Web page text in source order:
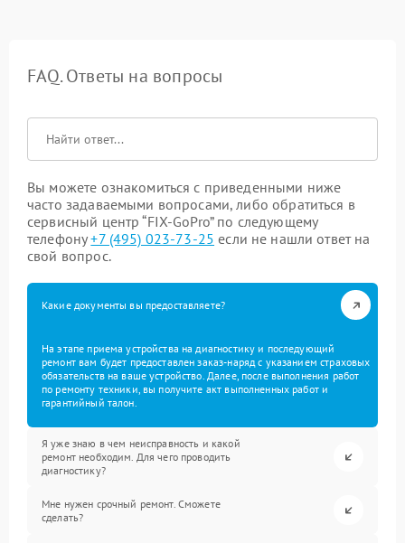
FAQ. Ответы на вопросы
Вы можете ознакомиться с приведенными ниже
часто задаваемыми вопросами, либо обратиться в
сервисный центр “FIX-GoPro” по следующему
телефону+7 (495) 023-73-25 если не нашли ответ на
свой вопрос.
Какие документы вы предоставляете?
На этапе приема устройства на диагностику и последующий
ремонт вам будет предоставлен заказ-наряд с указанием страховых
обязательств на ваше устройство. Далее, после выполнения работ
по ремонту техники, вы получите акт выполненных работ и
гарантийный талон.
Я уже знаю в чем неисправность и какой
ремонт необходим. Для чего проводить
диагностику?
Мне нужен срочный ремонт. Сможете
сделать?